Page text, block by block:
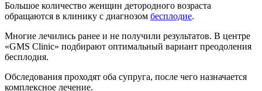
Большое количество женщин детородного возраста
обращаются в клинику с диагнозом бесплодие.
Многие лечились ранее и не получили результатов. В центре
«GMS Clinic» подбирают оптимальный вариант преодоления
бесплодия.
Обследования проходят оба супруга, после чего назначается
комплексное лечение.